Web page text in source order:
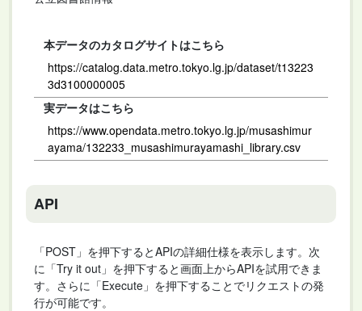
本データのカタログサイトはこちら
https://catalog.data.metro.tokyo.lg.jp/dataset/t13223
3d3100000005
実データはこちら
https://www.opendata.metro.tokyo.lg.jp/musashimur
ayama/132233_musashimurayamashi_library.csv
API
「POST」を押下するとAPIの詳細仕様を表示します。次
に「Try it out」を押下すると画面上からAPIを試用できま
す。さらに「Execute」を押下することでリクエストの発
行が可能です。